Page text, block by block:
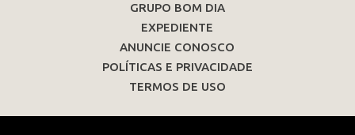
GRUPO BOM DIA
EXPEDIENTE
ANUNCIE CONOSCO
POLÍTICAS E PRIVACIDADE
TERMOS DE USO